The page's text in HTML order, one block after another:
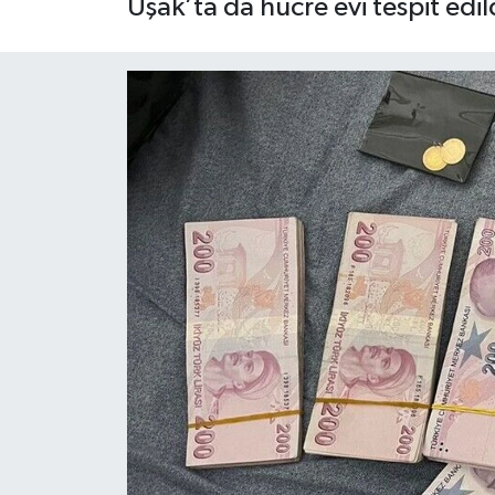
Uşak’ta da hücre evi tespit